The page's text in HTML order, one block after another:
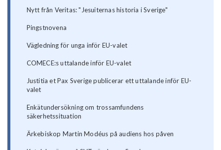
Nytt från Veritas: "Jesuiternas historia i Sverige"
Pingstnovena
Vägledning för unga inför EU-valet
COMECE:s uttalande inför EU-valet
Justitia et Pax Sverige publicerar ett uttalande inför EU-
valet
Enkätundersökning om trossamfundens
säkerhetssituation
Ärkebiskop Martin Modéus på audiens hos påven